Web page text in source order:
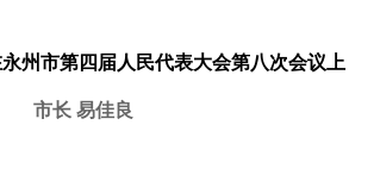
州市第四届人民代表大会第八次会议上
市长 易佳良